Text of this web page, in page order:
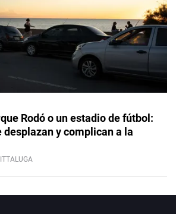
Rodó o un estadio de fútbol:
desplazan y complican a la